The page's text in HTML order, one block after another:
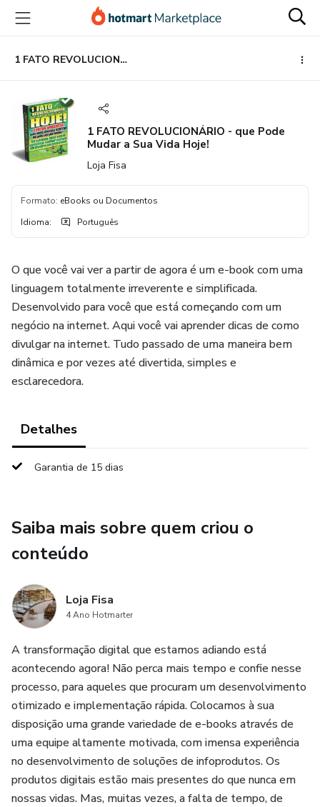
para
conteúdo
principal
para
pagamento
para
rodapé
1 FATO REVOLUCIONÁRIO - que Pode Mudar a Sua Vida Hoje!
1 FATO REVOLUCIONÁRIO - que Pode
Mudar a Sua Vida Hoje!
Loja Fisa
Formato: eBooks ou Documentos
Idioma: Português
O que você vai ver a partir de agora é um e-book com uma
linguagem totalmente irreverente e simplificada.
Desenvolvido para você que está começando com um
negócio na internet. Aqui você vai aprender dicas de como
divulgar na internet. Tudo passado de uma maneira bem
dinâmica e por vezes até divertida, simples e
esclarecedora.
Detalhes
Garantia de 15 dias
Saiba mais sobre quem criou o
conteúdo
Loja Fisa
4 Ano Hotmarter
A transformação digital que estamos adiando está
acontecendo agora! Não perca mais tempo e confie nesse
processo, para aqueles que procuram um desenvolvimento
otimizado e implementação rápida. Colocamos à sua
disposição uma grande variedade de e-books através de
uma equipe altamente motivada, com imensa experiência
no desenvolvimento de soluções de infoprodutos. Os
produtos digitais estão mais presentes do que nunca em
nossas vidas. Mas, muitas vezes, a falta de tempo, de